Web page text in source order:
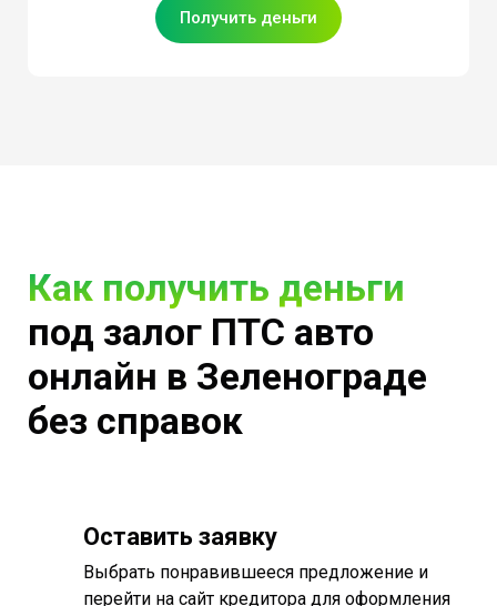
Получить деньги
Как получить деньги
под залог ПТС авто
онлайн в Зеленограде
без справок
Оставить заявку
Выбрать понравившееся предложение и
перейти на сайт кредитора для оформления